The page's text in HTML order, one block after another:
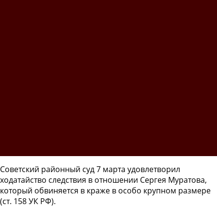
Советский районный суд 7 марта удовлетворил
ходатайство следствия в отношении Сергея Муратова,
который обвиняется в краже в особо крупном размере
(ст. 158 УК РФ).